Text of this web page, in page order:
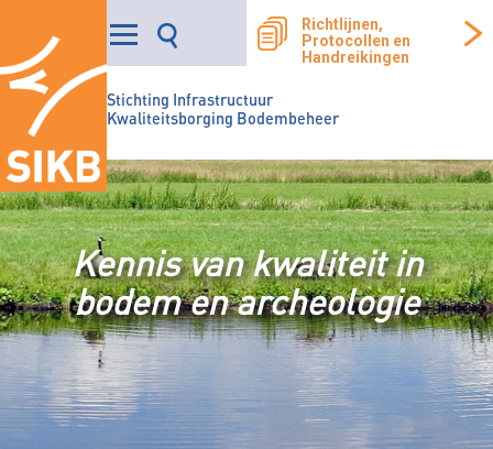
Stichting Infrastructuur
Kwaliteitsborging Bodembeheer
Richtlijnen,
Protocollen en
Handreikingen
Kennis van kwaliteit in
bodem en archeologie